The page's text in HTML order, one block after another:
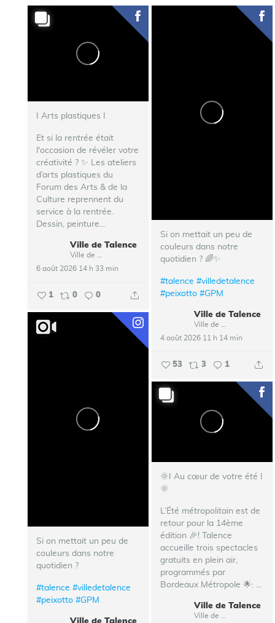
I Arts plastiques I
Et si la rentrée était
l'occasion de révéler votre
créativité ? ✨ Les ateliers
d’arts plastiques du
Forum des Arts & de la
Culture reprennent du
service à la rentrée.
Dessin, peinture...
Ville de Talence
6 août 2026 14 h 33 min
1 0 0
Si on mettait un peu de
couleurs dans notre
quotidien ? 🌈✨
#talence #villedetalence
#peixotto #GPM
Ville de Talence
4 août 2026 11 h 14 min
53 3 1
Si on mettait un peu de
couleurs dans notre
quotidien ?
#talence #villedetalence
#peixotto #GPM
🌞I Au cœur de votre été I
🌞
L’Été métropolitain est de
retour pour la 14ème
édition 🎉! Talence
accueille trois spectacles
gratuits en plein air,
programmés par
Bordeaux Métropole 🌟:
Ville de Talence